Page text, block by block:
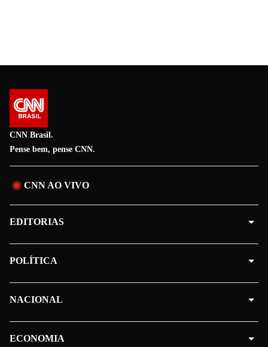
CNN Brasil.
Pense bem, pense CNN.
CNN AO VIVO
EDITORIAS
POLÍTICA
NACIONAL
ECONOMIA